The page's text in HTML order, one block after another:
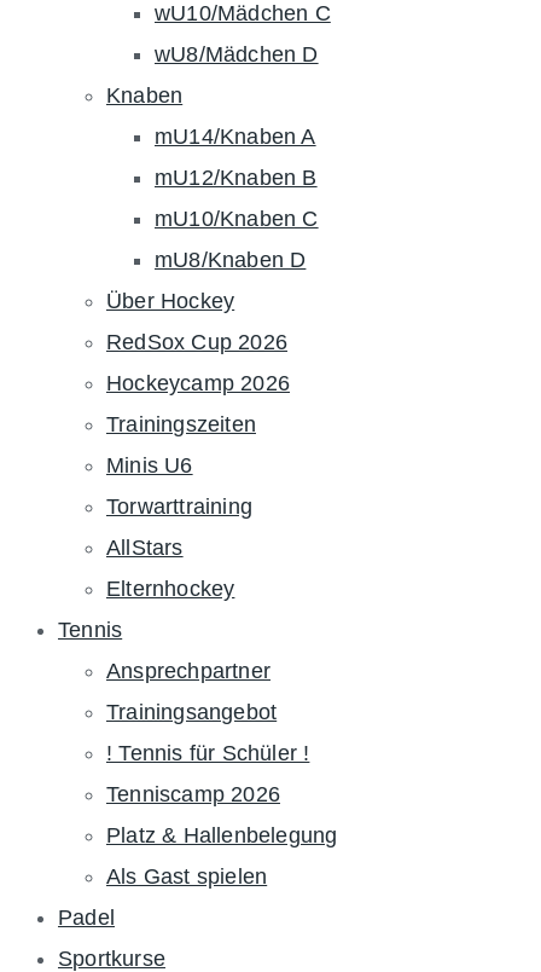
wU10/Mädchen C
wU8/Mädchen D
Knaben
mU14/Knaben A
mU12/Knaben B
mU10/Knaben C
mU8/Knaben D
Über Hockey
RedSox Cup 2026
Hockeycamp 2026
Trainingszeiten
Minis U6
Torwarttraining
AllStars
Elternhockey
Tennis
Ansprechpartner
Trainingsangebot
! Tennis für Schüler !
Tenniscamp 2026
Platz & Hallenbelegung
Als Gast spielen
Padel
Sportkurse